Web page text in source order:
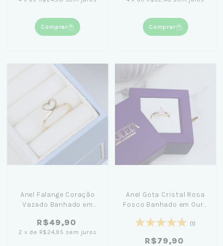
Comprar Comprar
Anel Falange Coração
Vazado Banhado em
R$49,90
2 x de R$24,95 sem juros
Anel Gota Cristal Rosa
Fosco Banhado em Ouro
(1)
R$79,90